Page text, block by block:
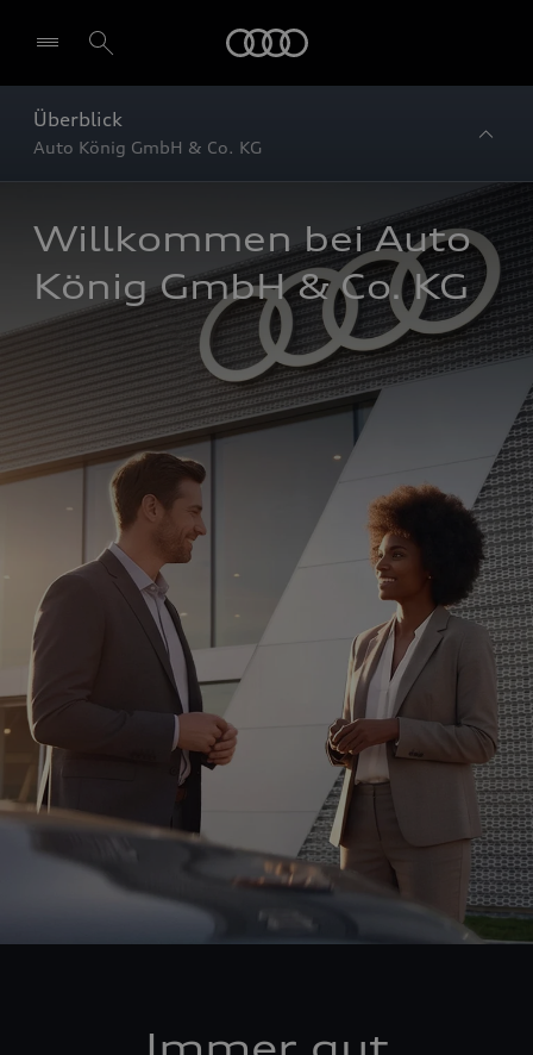
Überblick
Auto König GmbH & Co. KG
Willkommen bei Auto
König GmbH & Co. KG